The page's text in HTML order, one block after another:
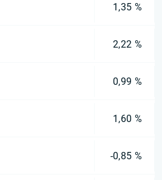
1,35 %
2,22 %
0,99 %
1,60 %
-0,85 %